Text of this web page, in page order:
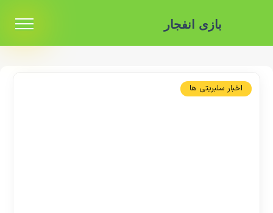
بازی انفجار
اخبار سلبریتی ها